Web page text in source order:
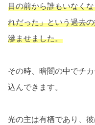
目の前から誰もいなく
れだった」という過去
滲ませました。
その時、暗闇の中でチ
込んできます。
光の主は有栖であり、